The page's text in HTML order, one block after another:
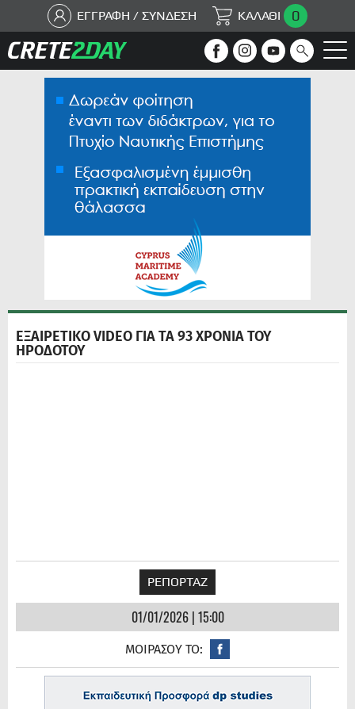
ΕΓΓΡΑΦΗ / ΣΥΝΔΕΣΗ ΚΑΛΑΘΙ 0
ΕΞΑΙΡΕΤΙΚΟ VIDEO ΓΙΑ ΤΑ 93 ΧΡΟΝΙΑ ΤΟΥ
ΗΡΟΔΟΤΟΥ
ΡΕΠΟΡΤΑΖ
01/01/2026 | 15:00
ΜΟΙΡΑΣΟΥ ΤΟ: